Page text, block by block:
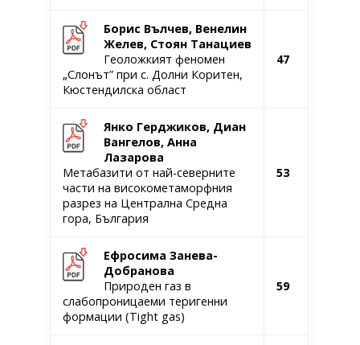
Борис Вълчев, Венелин
Желев, Стоян Танациев
Геоложкият феномен
„Слонът” при с. Долни Коритен,
Кюстендилска област
47
Янко Герджиков, Диан
Вангелов, Анна
Лазарова
Метабазити от най-северните
части на високометаморфния
разрез на Централнa Среднa
гора, България
53
Ефросима Занева-
Добранова
Природен газ в
слабопроницаеми теригенни
формации (Тight gas)
59